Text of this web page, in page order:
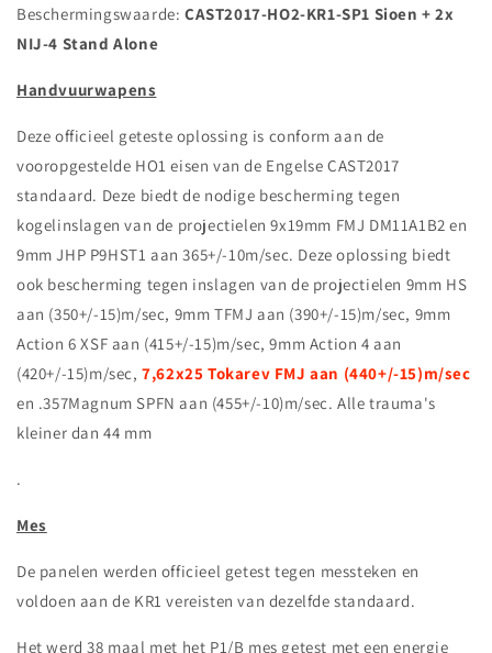
Beschermingswaarde: CAST2017-HO2-KR1-SP1 Sioen + 2x
NIJ-4 Stand Alone
Handvuurwapens
Deze officieel geteste oplossing is conform aan de
vooropgestelde HO1 eisen van de Engelse CAST2017
standaard. Deze biedt de nodige bescherming tegen
kogelinslagen van de projectielen 9x19mm FMJ DM11A1B2 en
9mm JHP P9HST1 aan 365+/-10m/sec. Deze oplossing biedt
ook bescherming tegen inslagen van de projectielen 9mm HS
aan (350+/-15)m/sec, 9mm TFMJ aan (390+/-15)m/sec, 9mm
Action 6 XSF aan (415+/-15)m/sec, 9mm Action 4 aan
(420+/-15)m/sec,7,62x25 Tokarev FMJ aan (440+/-15)m/sec
en .357Magnum SPFN aan (455+/-10)m/sec. Alle trauma's
kleiner dan 44 mm
.
Mes
De panelen werden officieel getest tegen messteken en
voldoen aan de KR1 vereisten van dezelfde standaard.
Het werd 38 maal met het P1/B mes getest met een energie